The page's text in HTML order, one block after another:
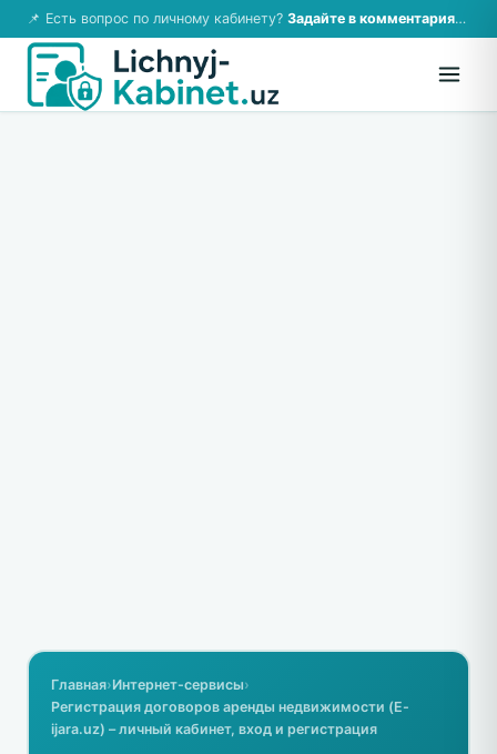
📌 Есть вопрос по личному кабинету? Задайте в комментариях — ответим!
Главная›Интернет-сервисы›
Регистрация договоров аренды недвижимости (E-
ijara.uz) – личный кабинет, вход и регистрация